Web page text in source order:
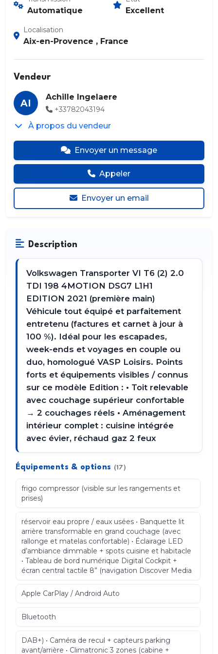
Automatique Excellent
Localisation
Aix-en-Provence , France
Vendeur
AI
Achille Ingelaere
+33782043194
À propos du vendeur
Envoyer un message
Appeler
Envoyer un email
Description
Volkswagen Transporter VI T6 (2) 2.0
TDI 198 4MOTION DSG7 L1H1
EDITION 2021 (première main)
Véhicule tout équipé et parfaitement
entretenu (factures et carnet à jour à
100 %). Idéal pour les escapades,
week-ends et voyages en couple ou
duo, homologué VASP Loisirs. Points
forts et équipements visibles / connus
sur ce modèle Edition : • Toit relevable
avec couchage supérieur confortable
→ 2 couchages réels • Aménagement
intérieur complet : cuisine intégrée
avec évier, réchaud gaz 2 feux
Équipements & options (17)
frigo compressor (visible sur les rangements et
prises)
réservoir eau propre / eaux usées • Banquette lit
arrière transformable en grand couchage (avec
rallonge et matelas confortable) • Éclairage LED
d’ambiance dimmable + spots cuisine et habitacle
• Tableau de bord numérique Digital Cockpit +
écran central tactile 8” (navigation Discover Media
Apple CarPlay / Android Auto
Bluetooth
DAB+) • Caméra de recul + capteurs parking
avant/arrière • Climatronic 3 zones (cabine +